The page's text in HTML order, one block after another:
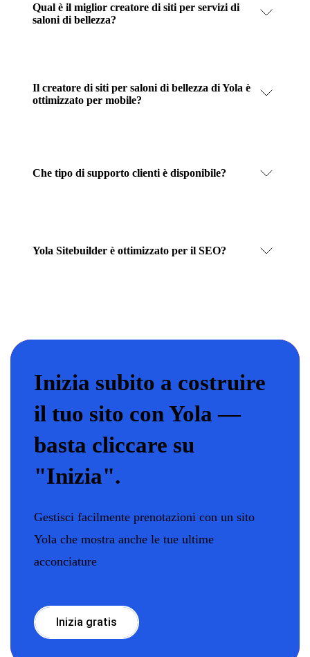
Qual è il miglior creatore di siti per servizi di
saloni di bellezza?
Il creatore di siti per saloni di bellezza di Yola è
ottimizzato per mobile?
Che tipo di supporto clienti è disponibile?
Yola Sitebuilder è ottimizzato per il SEO?
Inizia subito a costruire
il tuo sito con Yola —
basta cliccare su
"Inizia".
Gestisci facilmente prenotazioni con un sito
Yola che mostra anche le tue ultime
acconciature
Inizia gratis